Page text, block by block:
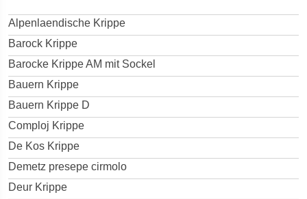
Alpenlaendische Krippe
Barock Krippe
Barocke Krippe AM mit Sockel
Bauern Krippe
Bauern Krippe D
Comploj Krippe
De Kos Krippe
Demetz presepe cirmolo
Deur Krippe